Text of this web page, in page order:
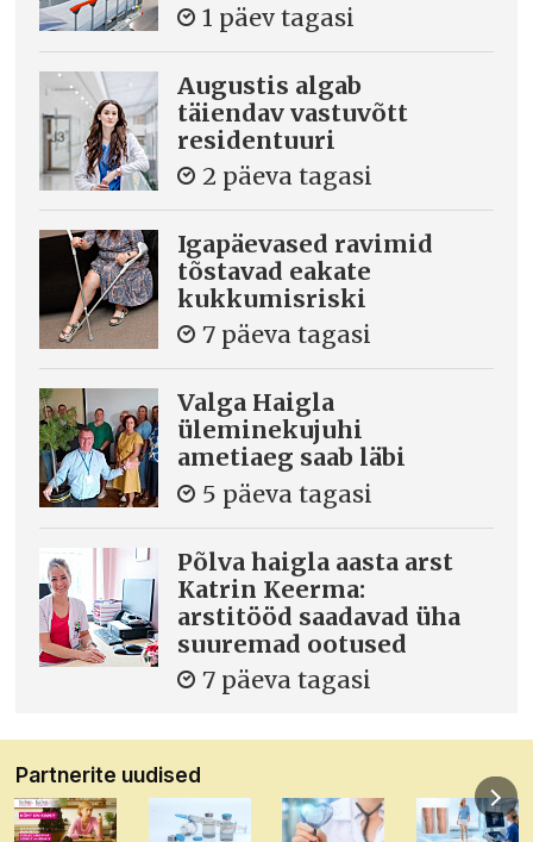
1 päev tagasi
Augustis algab
täiendav vastuvõtt
residentuuri
2 päeva tagasi
Igapäevased ravimid
tõstavad eakate
kukkumisriski
7 päeva tagasi
Valga Haigla
üleminekujuhi
ametiaeg saab läbi
5 päeva tagasi
Põlva haigla aasta arst
Katrin Keerma:
arstitööd saadavad üha
suuremad ootused
7 päeva tagasi
Partnerite uudised